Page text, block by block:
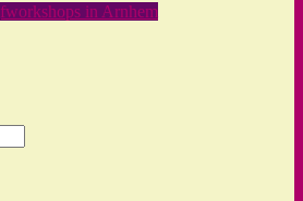
in Arnhem